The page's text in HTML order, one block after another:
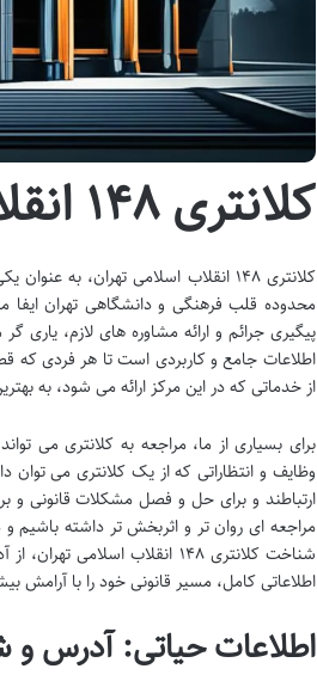
کلانتری ۱۴۸ انقلاب اسلامی تهران
کلانتری ۱۴۸ انقلاب اسلامی
محدوده قلب فرهنگی و دانشگاهی تهران ایفا
پیگیری جرائم و ارائه مشاوره های لازم، یاری
اطلاعات جامع و کاربردی است تا هر فردی که
از خدماتی که در این مرکز ارائه می شود، به
برای بسیاری از ما، مراجعه به کلانتری می
وظایف و انتظاراتی که از یک کلانتری می
ارتباطند و برای حل و فصل مشکلات قانونی و
مراجعه ای روان تر و اثربخش تر داشته باشیم
شناخت کلانتری ۱۴۸ انقلاب
اطلاعاتی کامل، مسیر قانونی خود را با آرامش
اطلاعات حیاتی: آدرس و